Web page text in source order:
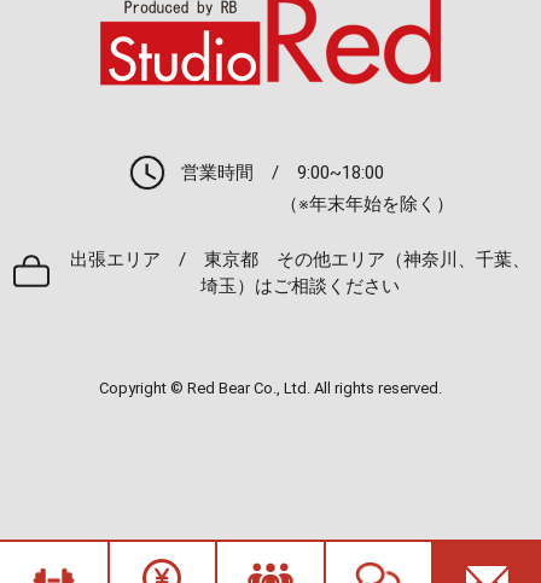
営業時間 / 9:00~18:00
（※年末年始を除く）
出張エリア / 東京都 その他エリア（神奈川、千葉、
埼玉）はご相談ください
Copyright © Red Bear Co., Ltd. All rights reserved.